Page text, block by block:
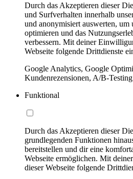
Durch das Akzeptieren dieser
und Surfverhalten innerhalb
und anonymisiert auswerten, um
optimieren und das
verbessern. Mit deiner
Webseite folgende Drittdienste
Google Analytics, Google
Kundenrezensionen, A/B-Testing
Funktional
Durch das Akzeptieren dieser
grundlegenden Funktionen
bereitstellen und dir eine
Webseite ermöglichen. Mit
dieser Webseite folgende